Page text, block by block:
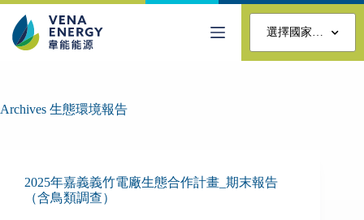
選擇國家…
Archives 生態環境報告
2025年嘉義義竹電廠生態合作計畫_期末報告
（含鳥類調查）